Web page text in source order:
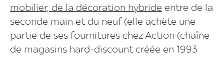
mobilier, de la décoration hybride entre de la
seconde main et du neuf (elle achète une
partie de ses fournitures chez Action (chaîne
de magasins hard-discount créée en 1993